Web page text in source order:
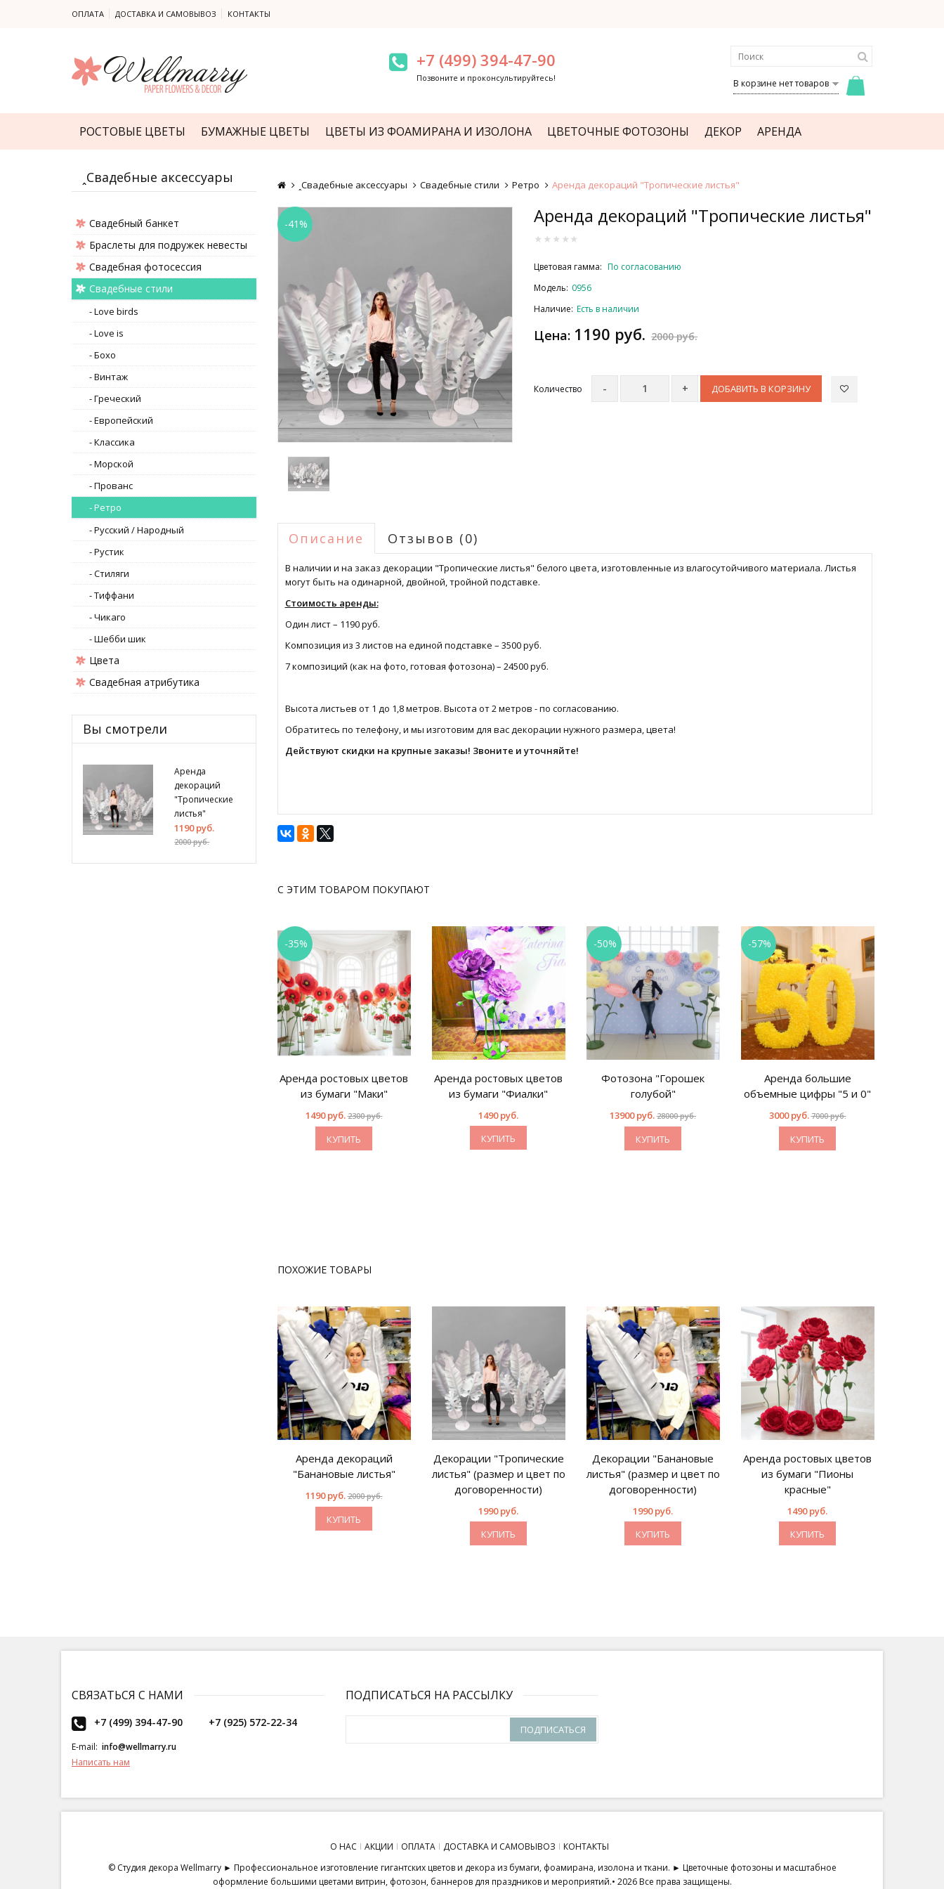
ОПЛАТА ДОСТАВКА И САМОВЫВОЗ КОНТАКТЫ
+7 (499) 394-47-90
Позвоните и проконсультируйтесь! В корзине нет товаров
РОСТОВЫЕ ЦВЕТЫ БУМАЖНЫЕ ЦВЕТЫ ЦВЕТЫ ИЗ ФОАМИРАНА И ИЗОЛОНА ЦВЕТОЧНЫЕ ФОТОЗОНЫ ДЕКОР АРЕНДА
ꞈСвадебные аксессуары
Cвадебный банкет
Браслеты для подружек невесты
Свадебная фотосессия
Свадебные стили
- Love birds
- Love is
- Бохо
- Винтаж
- Греческий
- Европейский
- Классика
- Морской
- Прованс
- Ретро
- Русский / Народный
- Рустик
- Стиляги
- Тиффани
- Чикаго
- Шебби шик
Цвета
Свадебная атрибутика
Вы смотрели
Аренда
декораций
"Тропические
листья"
1190 руб.
2000 руб.
ꞈСвадебные аксессуары Свадебные стили Ретро Аренда декораций "Тропические листья"
-41% Аренда декораций "Тропические листья"
Цветовая гамма: По согласованию
Модель: 0956
Наличие: Есть в наличии
Цена: 1190 руб. 2000 руб.
Количество ДОБАВИТЬ В КОРЗИНУ
Описание Отзывов (0)
В наличии и на заказ декорации "Тропические листья" белого цвета, изготовленные из влагосутойчивого материала. Листья
могут быть на одинарной, двойной, тройной подставке.
Стоимость аренды:
Один лист – 1190 руб.
Композиция из 3 листов на единой подставке – 3500 руб.
7 композиций (как на фото, готовая фотозона) – 24500 руб.
Высота листьев от 1 до 1,8 метров. Высота от 2 метров - по согласованию.
Обратитесь по телефону, и мы изготовим для вас декорации нужного размера, цвета!
Действуют скидки на крупные заказы! Звоните и уточняйте!
С ЭТИМ ТОВАРОМ ПОКУПАЮТ
-35%
Аренда ростовых цветов
из бумаги "Маки"
1490 руб. 2300 руб.
КУПИТЬ
Аренда ростовых цветов
из бумаги "Фиалки"
1490 руб.
КУПИТЬ
-50%
Фотозона "Горошек
голубой"
13900 руб. 28000 руб.
КУПИТЬ
-57%
Аренда большие
объемные цифры "5 и 0"
3000 руб. 7000 руб.
КУПИТЬ
ПОХОЖИЕ ТОВАРЫ
Аренда декораций
"Банановые листья"
1190 руб. 2000 руб.
КУПИТЬ
Декорации "Тропические
листья" (размер и цвет по
договоренности)
1990 руб.
КУПИТЬ
Декорации "Банановые
листья" (размер и цвет по
договоренности)
1990 руб.
КУПИТЬ
Аренда ростовых цветов
из бумаги "Пионы
красные"
1490 руб.
КУПИТЬ
СВЯЗАТЬСЯ С НАМИ
+7 (499) 394-47-90 +7 (925) 572-22-34
E-mail: info@wellmarry.ru
Написать нам
ПОДПИСАТЬСЯ НА РАССЫЛКУ
ПОДПИСАТЬСЯ
О НАС АКЦИИ ОПЛАТА ДОСТАВКА И САМОВЫВОЗ
КОНТАКТЫ
© Студия декора Wellmarry ► Профессиональное изготовление гигантских цветов и декора из бумаги, фоамирана, изолона и ткани. ► Цветочные фотозоны и масштабное
оформление большими цветами витрин, фотозон, баннеров для праздников и мероприятий.• 2026 Все права защищены.